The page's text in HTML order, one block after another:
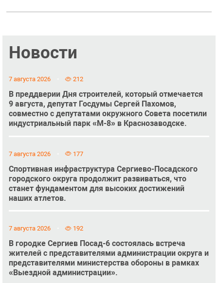
Новости
7 августа 2026 212
В преддверии Дня строителей, который отмечается
9 августа, депутат Госдумы Сергей Пахомов,
совместно с депутатами окружного Совета посетили
индустриальный парк «М-8» в Краснозаводске.
7 августа 2026 177
Спортивная инфраструктура Сергиево-Посадского
городского округа продолжит развиваться, что
станет фундаментом для высоких достижений
наших атлетов.
7 августа 2026 192
В городке Сергиев Посад-6 состоялась встреча
жителей с представителями администрации округа и
представителями министерства обороны в рамках
«Выездной администрации».